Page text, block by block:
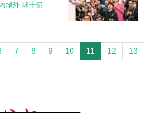
場外 球千仞
7 8 9 10 11 12 13